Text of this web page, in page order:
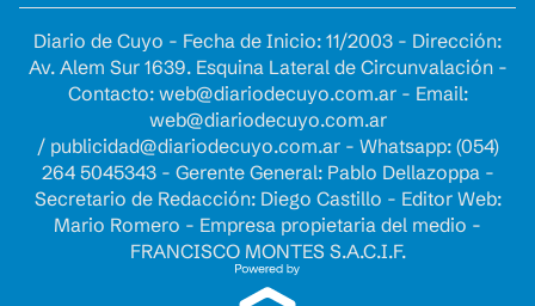
Diario de Cuyo - Fecha de Inicio: 11/2003 - Dirección:
Av. Alem Sur 1639. Esquina Lateral de Circunvalación -
Contacto: web@diariodecuyo.com.ar- Email:
web@diariodecuyo.com.ar
/ publicidad@diariodecuyo.com.ar- Whatsapp: (054)
264 5045343 - Gerente General: Pablo Dellazoppa -
Secretario de Redacción: Diego Castillo - Editor Web:
Mario Romero - Empresa propietaria del medio -
FRANCISCO MONTES S.A.C.I.F.